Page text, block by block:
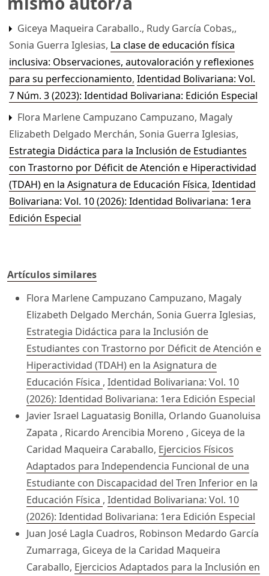
Giceya Maqueira Caraballo., Rudy García Cobas,,
Sonia Guerra Iglesias, La clase de educación física
inclusiva: Observaciones, autovaloración y reflexiones
para su perfeccionamiento, Identidad Bolivariana: Vol.
7 Núm. 3 (2023): Identidad Bolivariana: Edición Especial
Flora Marlene Campuzano Campuzano, Magaly
Elizabeth Delgado Merchán, Sonia Guerra Iglesias,
Estrategia Didáctica para la Inclusión de Estudiantes
con Trastorno por Déficit de Atención e Hiperactividad
(TDAH) en la Asignatura de Educación Física, Identidad
Bolivariana: Vol. 10 (2026): Identidad Bolivariana: 1era
Edición Especial
Artículos similares
Flora Marlene Campuzano Campuzano, Magaly
Elizabeth Delgado Merchán, Sonia Guerra Iglesias,
Estrategia Didáctica para la Inclusión de
Estudiantes con Trastorno por Déficit de Atención e
Hiperactividad (TDAH) en la Asignatura de
Educación Física , Identidad Bolivariana: Vol. 10
(2026): Identidad Bolivariana: 1era Edición Especial
Javier Israel Laguatasig Bonilla, Orlando Guanoluisa
Zapata , Ricardo Arencibia Moreno , Giceya de la
Caridad Maqueira Caraballo, Ejercicios Físicos
Adaptados para Independencia Funcional de una
Estudiante con Discapacidad del Tren Inferior en la
Educación Física , Identidad Bolivariana: Vol. 10
(2026): Identidad Bolivariana: 1era Edición Especial
Juan José Lagla Cuadros, Robinson Medardo García
Zumarraga, Giceya de la Caridad Maqueira
Caraballo, Ejercicios Adaptados para la Inclusión en